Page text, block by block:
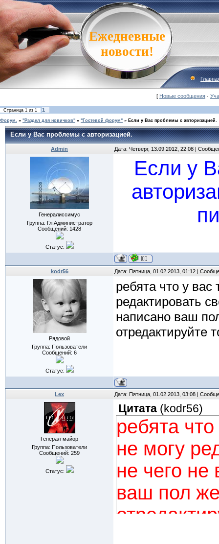
Ежедневные
новости!
[ Новые сообщения ·
Страница 1 из 1 1
Форум. » "Раздел для новичков" » "Гостевой форум" » Если у Вас проблемы с авторизацией.
Если у Вас проблемы с авторизацией.
Admin Дата: Четверг, 13.09.2012, 22:08 |
Генералиссимус
Группа: Гл.Администратор
Сообщений: 1428
Статус:
Если у
kodr56 Дата: Пятница, 01.02.2013, 01:12 |
Рядовой
Группа: Пользователи
Сообщений: 6
Статус:
ребята что у вас
редактировать
написано ваш
отредактируйте
Lex Дата: Пятница, 01.02.2013, 03:08 |
Генерал-майор
Группа: Пользователи
Сообщений: 259
Статус:
Цитата (kodr56)
ребята
не могу
не чего не
ваш пол